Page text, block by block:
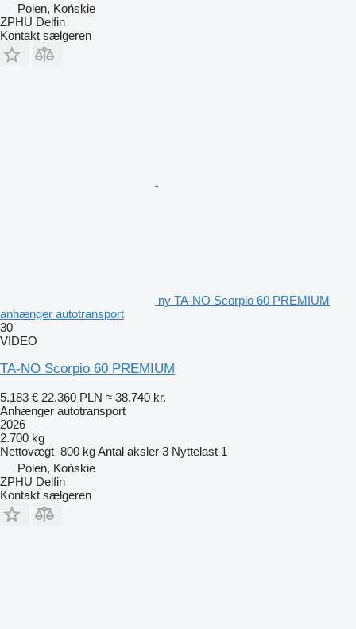
Polen, Końskie
ZPHU Delfin
Kontakt sælgeren
ny TA-NO Scorpio 60 PREMIUM
anhænger autotransport
30
VIDEO
TA-NO Scorpio 60 PREMIUM
5.183 € 22.360 PLN ≈ 38.740 kr.
Anhænger autotransport
2026
2.700 kg
Nettovægt 800 kgAntal aksler 3 Nyttelast 1
Polen, Końskie
ZPHU Delfin
Kontakt sælgeren